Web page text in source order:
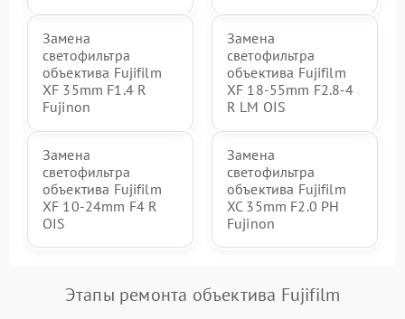
Замена
светофильтра
объектива Fujifilm
XF 35mm F1.4 R
Fujinon
Замена
светофильтра
объектива Fujifilm
XF 18-55mm F2.8-4
R LM OIS
Замена
светофильтра
объектива Fujifilm
XF 10-24mm F4 R
OIS
Замена
светофильтра
объектива Fujifilm
XC 35mm F2.0 PH
Fujinon
Этапы ремонта объектива Fujifilm